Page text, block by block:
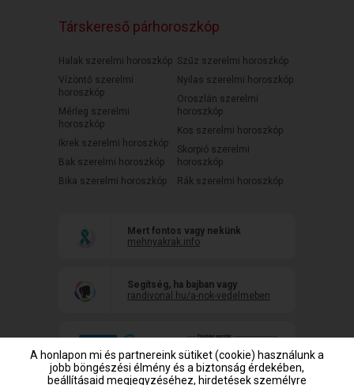
Társkereső párhoroszkóp
Halak szerelmi horoszkóp
Vízöntő szerelmi
horoszkóp
Mérleg szerelmi
horoszkóp
Ikrek szerelmi horoszkóp
Bak szerelmi horoszkóp
Bika szerelmi horoszkóp
Szűz szerelmi horoszkóp
Nyilas szerelmi horoszkóp
Oroszlán szerelmi
horoszkóp
Kos szerelmi horoszkóp
Skorpió szerelmi
horoszkóp
Rák szerelmi horoszkóp
Mert fontos vagy nekünk
mehnyakrak.info
Segítség, ha bajban vagy
randivonal.hu/a-nok-vedelmeben
A honlapon mi és partnereink sütiket (cookie) használunk a
jobb böngészési élmény és a biztonság érdekében,
beállításaid megjegyzéséhez, hirdetések személyre